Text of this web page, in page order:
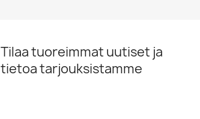
Tilaa tuoreimmat uutiset ja
tietoa tarjouksistamme